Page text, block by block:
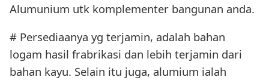
Alumunium utk komplementer bangunan anda.
# Persediaanya yg terjamin, adalah bahan
logam hasil frabrikasi dan lebih terjamin dari
bahan kayu. Selain itu juga, alumium ialah